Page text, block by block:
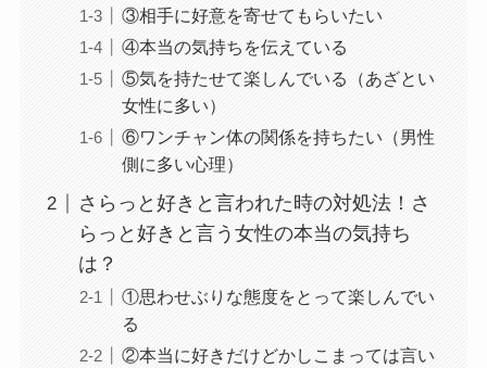
③相手に好意を寄せてもらいたい
④本当の気持ちを伝えている
⑤気を持たせて楽しんでいる（あざとい
女性に多い）
⑥ワンチャン体の関係を持ちたい（男性
側に多い心理）
さらっと好きと言われた時の対処法！さ
らっと好きと言う女性の本当の気持ち
は？
①思わせぶりな態度をとって楽しんでい
る
②本当に好きだけどかしこまっては言い